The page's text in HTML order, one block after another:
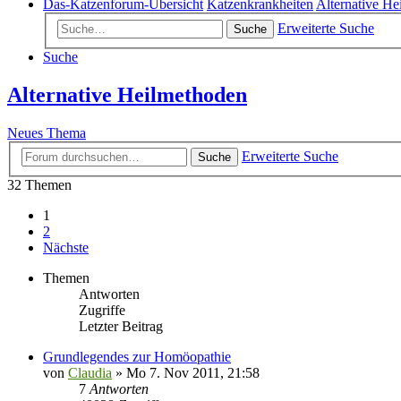
Das-Katzenforum-Übersicht KatzenkrankheitenAlternative
Suche
Erweiterte Suche
Suche
Alternative Heilmethoden
Neues Thema
Suche
Erweiterte Suche
32 Themen
1
2
Nächste
Themen
Antworten
Zugriffe
Letzter Beitrag
Grundlegendes zur Homöopathie
von Claudia » Mo 7. Nov 2011, 21:58
7Antworten